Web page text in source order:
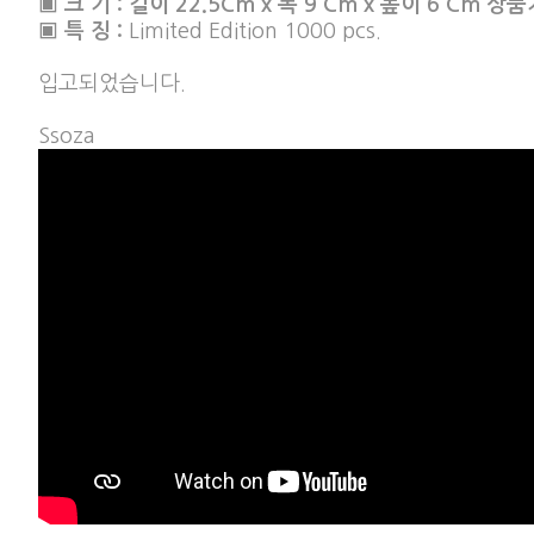
▣ 크 기 : 길이 22.5Cm x 폭 9 Cm x 높이 6 Cm 상품
▣ 특 징 :
Limited Edition 1000 pcs.
입고되었습니다.
Ssoza